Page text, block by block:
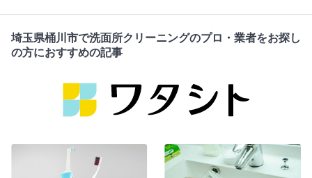
埼玉県桶川市で洗面所クリーニングのプロ・業者をお探し
の方におすすめの記事